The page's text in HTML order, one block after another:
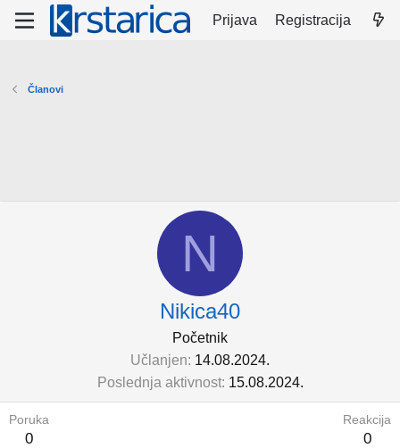
Prijava Registracija
Članovi
N
Nikica40
Početnik
Učlanjen 14.08.2024.
Poslednja aktivnost 15.08.2024.
Poruka
0
Reakcija
0